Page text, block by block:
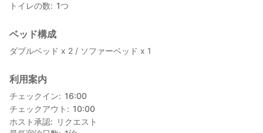
【お願い】
また警察が出動するなどした場合は10万円請求させて頂きま
す。
トイレの数
1つ
ベッド構成
ダブルベッド x 2 / ソファーベッド x 1
利用案内
チェックイン
16:00
チェックアウト
10:00
ホスト承認
リクエスト